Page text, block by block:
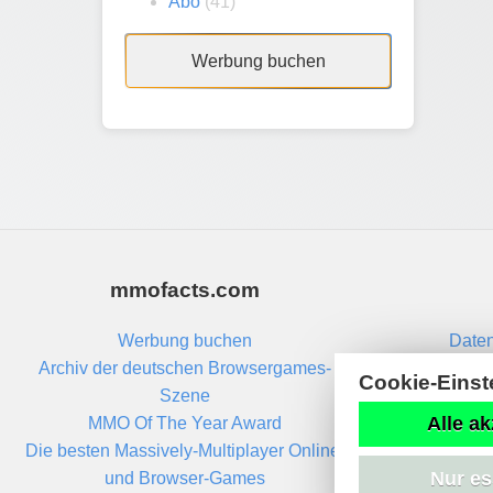
Werbung buchen
mmofacts.com
Werbung buchen
Archiv der deutschen Browsergames-
Szene
MMO Of The Year Award
Die besten Massively-Multiplayer Online-
und Browser-Games
Cookie-
Alle
Nur